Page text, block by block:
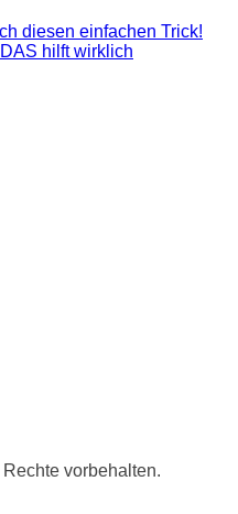
diesen einfachen Trick!
hilft wirklich
vorbehalten.